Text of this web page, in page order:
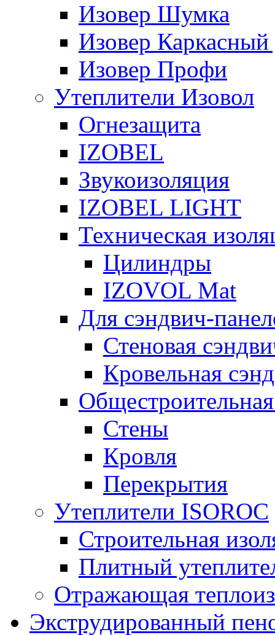
Изовер Шумка
Изовер
Изовер Профи
Утеплители Изовол
Огнезащита
IZOBEL
Звукоизоляция
IZOBEL LIGHT
Техническая
Цилиндры
IZOVOL Mat
Для сэндвич-
Стеновая
Кровельная
Стены
Кровля
Перекрытия
Утеплители ISOROC
Строительная
Плитный
Отражающая
Экструдированный